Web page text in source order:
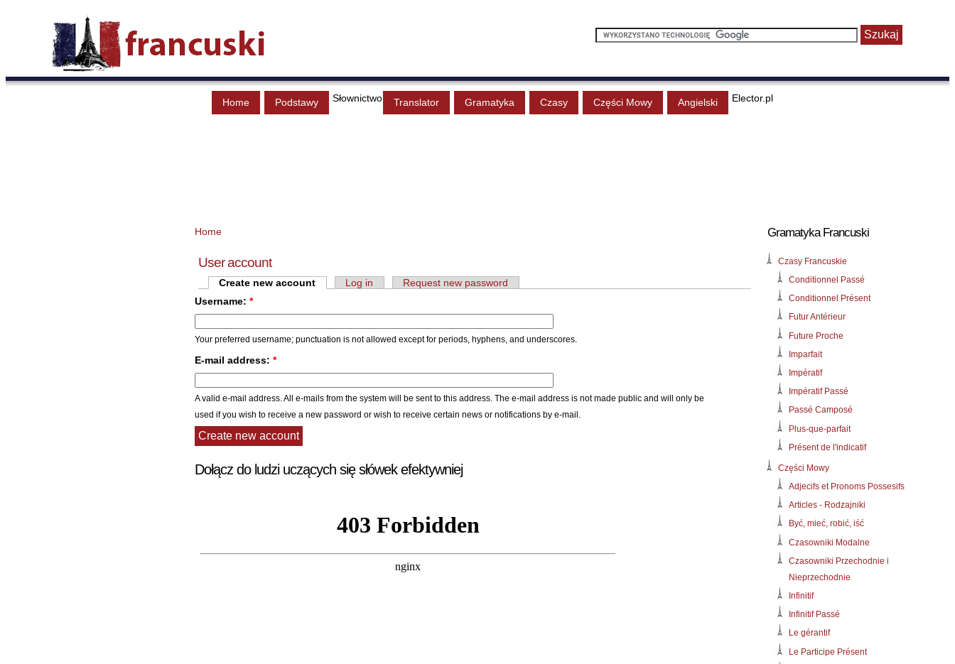
Home Podstawy Słownictwo Translator Gramatyka Czasy Części Mowy Angielski Elector.pl
Gramatyka Francuski
Czasy Francuskie
Conditionnel Passé
Conditionnel Présent
Futur Antérieur
Future Proche
Imparfait
Impératif
Impératif Passé
Passé Camposé
Plus-que-parfait
Présent de l'indicatif
Części Mowy
Adjecifs et Pronoms Possesifs
Articles - Rodzajniki
Być, mieć, robić, iść
Czasowniki Modalne
Czasowniki Przechodnie i
Nieprzechodnie
Infinitif
Infinitif Passé
Le gérantif
Le Participe Présent
Home
User account
Create new account Log in
Request new password
Username: *
Your preferred username; punctuation is not allowed except for periods, hyphens, and underscores.
E-mail address: *
A valid e-mail address. All e-mails from the system will be sent to this address. The e-mail address is not made public and will only be
used if you wish to receive a new password or wish to receive certain news or notifications by e-mail.
Dołącz do ludzi uczących się słówek efektywniej